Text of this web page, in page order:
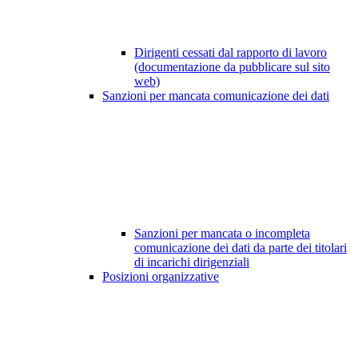
Dirigenti cessati dal rapporto di lavoro
(documentazione da pubblicare sul sito
web)
Sanzioni per mancata comunicazione dei dati
Sanzioni per mancata o incompleta
comunicazione dei dati da parte dei titolari
di incarichi dirigenziali
Posizioni organizzative